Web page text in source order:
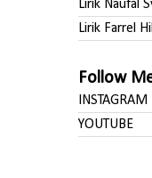
Lirik Naufal
Lirik Farrel
Follow
INSTAGRAM
YOUTUBE